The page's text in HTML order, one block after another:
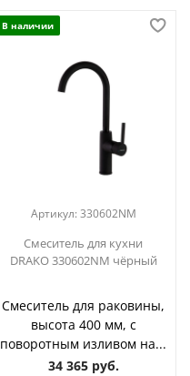
В наличии
Артикул: 330602NM
Смеситель для кухни
DRAKO 330602NM чёрный
Смеситель для раковины,
высота 400 мм, с
поворотным изливом на...
34 365 руб.